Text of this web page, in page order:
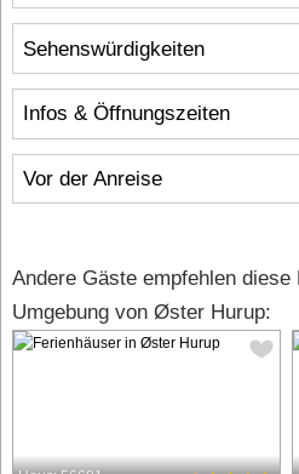
Infos & Öffnungszeiten
Vor der Anreise
Sehenswürdigkeiten
Andere Gäste empfehlen diese
Umgebung von Øster Hurup: